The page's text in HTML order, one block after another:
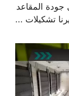
المقاعد
تشكيلات ...